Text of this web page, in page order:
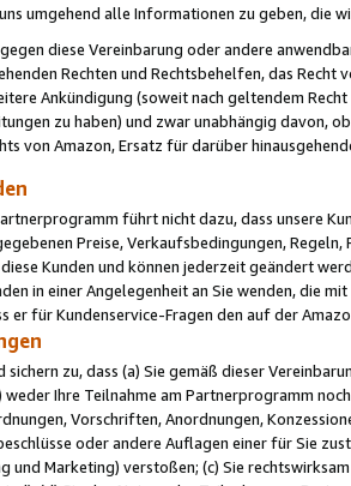
umgehend alle Informationen zu geben, die
gegen diese Vereinbarung oder andere
Rechten und Rechtsbehelfen, das
Ankündigung (soweit nach geltendem
zu haben) und zwar unabhängig davon,
von Amazon, Ersatz für darüber
führt nicht dazu, dass unsere
Preise, Verkaufsbedingungen,
Kunden und können jederzeit geändert
in einer Angelegenheit an Sie wenden, die
er für Kundenservice-Fragen den auf der
sichern zu, dass (a) Sie gemäß dieser
Ihre Teilnahme am Partnerprogramm
Vorschriften, Anordnungen,
oder andere Auflagen einer für Sie
und Marketing) verstoßen; (c) Sie